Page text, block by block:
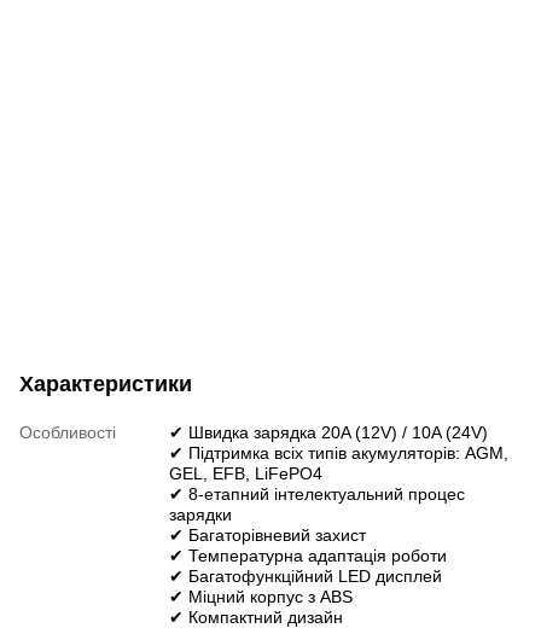
Характеристики
Особливості
✔ Швидка зарядка 20A (12V) / 10A (24V)
✔ Підтримка всіх типів акумуляторів: AGM,
GEL, EFB, LiFePO4
✔ 8-етапний інтелектуальний процес
зарядки
✔ Багаторівневий захист
✔ Температурна адаптація роботи
✔ Багатофункційний LED дисплей
✔ Міцний корпус з ABS
✔ Компактний дизайн